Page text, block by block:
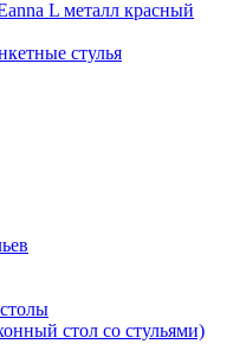
стулья
стол со стульями)